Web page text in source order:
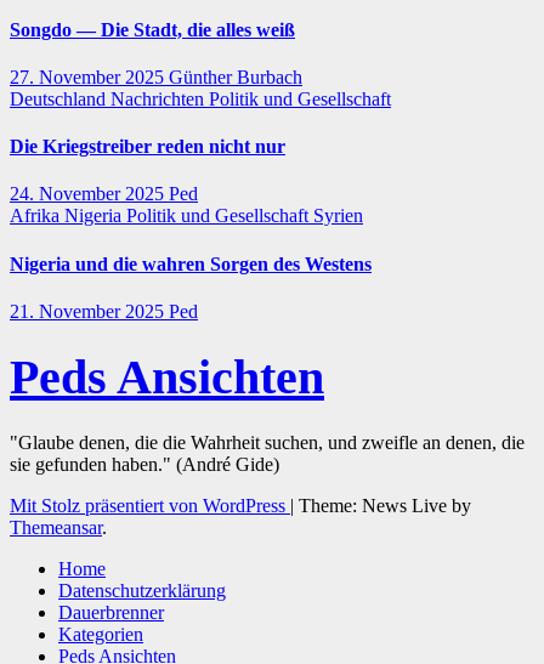
Songdo — Die Stadt, die alles weiß
27. November 2025 Günther Burbach
Deutschland Nachrichten Politik und Gesellschaft
Die Kriegstreiber reden nicht nur
24. November 2025 Ped
Afrika Nigeria Politik und Gesellschaft Syrien
Nigeria und die wahren Sorgen des Westens
21. November 2025 Ped
Peds Ansichten
"Glaube denen, die die Wahrheit suchen, und zweifle an denen, die
sie gefunden haben." (André Gide)
Mit Stolz präsentiert von WordPress | Theme: News Live by
Themeansar.
Home
Datenschutzerklärung
Dauerbrenner
Kategorien
Peds Ansichten